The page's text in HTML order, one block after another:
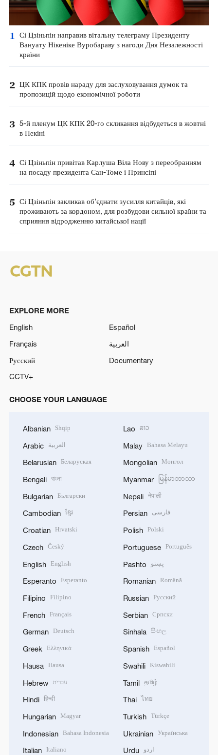
1
Сі Цзіньпін направив вітальну телеграму Президенту
Вануату Нікеніке Вуробараву з нагоди Дня Незалежності
країни
2 ЦК КПК провів нараду для заслуховування думок та
пропозицій щодо економічної роботи
3 5-й пленум ЦК КПК 20-го скликання відбудеться в жовтні
в Пекіні
4 Сі Цзіньпін привітав Карлуша Віла Нову з переобранням
на посаду президента Сан-Томе і Принсіпі
5 Сі Цзіньпін закликав об’єднати зусилля китайців, які
проживають за кордоном, для розбудови сильної країни та
сприяння відродженню китайської нації
EXPLORE MORE
English
Español
Français
العربية
Русский
Documentary
CCTV+
CHOOSE YOUR LANGUAGE
Albanian Shqip
Arabic العربية
Belarusian Беларуская
Bengali বাংলা
Bulgarian Български
Cambodian ខ្មែរ
Croatian Hrvatski
Czech Český
English English
Esperanto Esperanto
Filipino Filipino
French Français
German Deutsch
Greek Ελληνικά
Hausa Hausa
Hebrew עברית
Hindi हिन्दी
Hungarian Magyar
Indonesian Bahasa Indonesia
Italian Italiano
Lao ລາວ
Malay Bahasa Melayu
Mongolian Монгол
Myanmar မြန်မာဘာသာ
Nepali नेपाली
Persian فارسی
Polish Polski
Portuguese Português
Pashto پښتو
Romanian Română
Russian Русский
Serbian Српски
Sinhala සිංහල
Spanish Español
Swahili Kiswahili
Tamil தமிழ்
Thai ไทย
Turkish Türkçe
Ukrainian Українська
Urdu اردو